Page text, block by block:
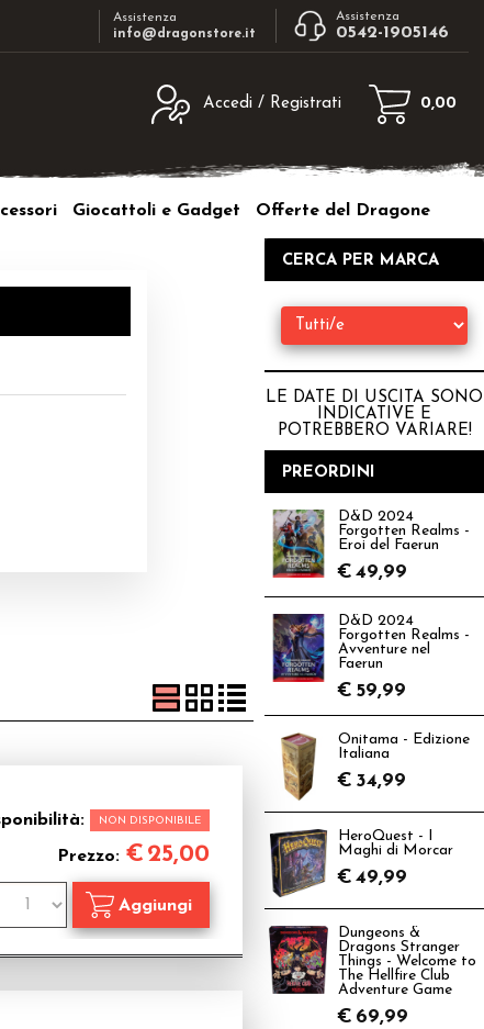
Assistenza
info@dragonstore.it
Assistenza
0542-1905146
Accedi / Registrati
e poi clicca sul
sito clicca sul pulsante "Registrati"
0,00
Giocattoli e Gadget Offerte del Dragone
NON DISPONIBILE
Prezzo: € 25,00
CERCA PER MARCA
LE DATE DI USCITA SONO
INDICATIVE E
POTREBBERO VARIARE!
PREORDINI
D&D 2024
Forgotten Realms -
Eroi del Faerun
€ 49,99
D&D 2024
Forgotten Realms -
Avventure nel
Faerun
€ 59,99
Onitama - Edizione
Italiana
€ 34,99
HeroQuest - I
Maghi di Morcar
€ 49,99
Dungeons &
Dragons Stranger
Things - Welcome to
The Hellfire Club
Adventure Game
€ 69,99